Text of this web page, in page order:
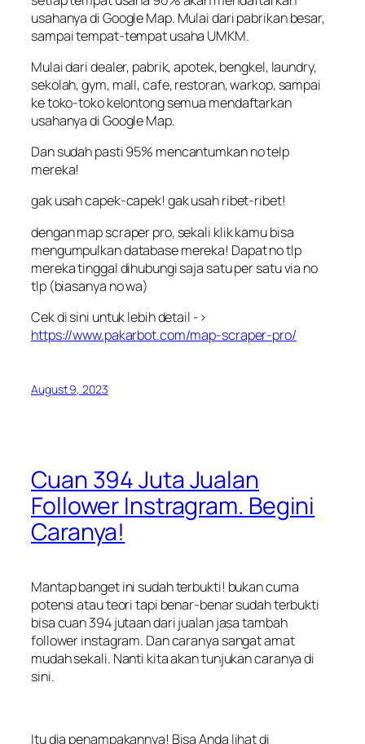
usahanya di Google Map. Mulai dari pabrikan besar,
sampai tempat-tempat usaha UMKM.
Mulai dari dealer, pabrik, apotek, bengkel, laundry,
sekolah, gym, mall, cafe, restoran, warkop, sampai
ke toko-toko kelontong semua mendaftarkan
usahanya di Google Map.
Dan sudah pasti 95% mencantumkan no telp
mereka!
gak usah capek-capek! gak usah ribet-ribet!
dengan map scraper pro, sekali klik kamu bisa
mengumpulkan database mereka! Dapat no tlp
mereka tinggal dihubungi saja satu per satu via no
tlp (biasanya no wa)
Cek di sini untuk lebih detail ->
https://www.pakarbot.com/map-scraper-pro/
August 9, 2023
Cuan 394 Juta Jualan
Follower Instragram. Begini
Caranya!
Mantap banget ini sudah terbukti! bukan cuma
potensi atau teori tapi benar-benar sudah terbukti
bisa cuan 394 jutaan dari jualan jasa tambah
follower instagram. Dan caranya sangat amat
mudah sekali. Nanti kita akan tunjukan caranya di
sini.
Itu dia penampakannya! Bisa Anda lihat di